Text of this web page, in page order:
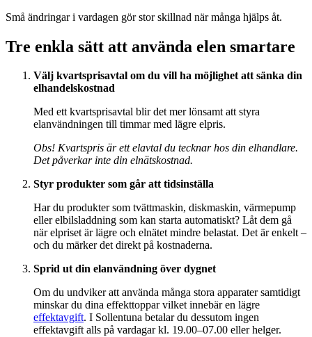
Små ändringar i vardagen gör stor skillnad när många hjälps åt.
Tre enkla sätt att använda elen smartare
Välj kvartsprisavtal om du vill ha möjlighet att sänka din
elhandelskostnad
Med ett kvartsprisavtal blir det mer lönsamt att styra
elanvändningen till timmar med lägre elpris.
Obs! Kvartspris är ett elavtal du tecknar hos din elhandlare.
Det påverkar inte din elnätskostnad.
Styr produkter som går att tidsinställa
Har du produkter som tvättmaskin, diskmaskin, värmepump
eller elbilsladdning som kan starta automatiskt? Låt dem gå
när elpriset är lägre och elnätet mindre belastat. Det är enkelt –
och du märker det direkt på kostnaderna.
Sprid ut din elanvändning över dygnet
Om du undviker att använda många stora apparater samtidigt
minskar du dina effekttoppar vilket innebär en lägre
effektavgift. I Sollentuna betalar du dessutom ingen
effektavgift alls på vardagar kl. 19.00–07.00 eller helger.